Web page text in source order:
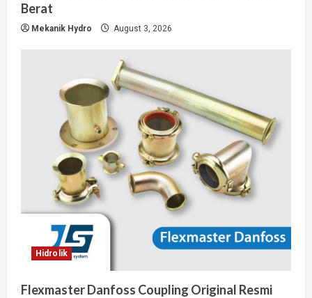
Berat
Mekanik Hydro August 3, 2026
Hidrolik
Flexmaster Danfoss Coupling Original Resmi